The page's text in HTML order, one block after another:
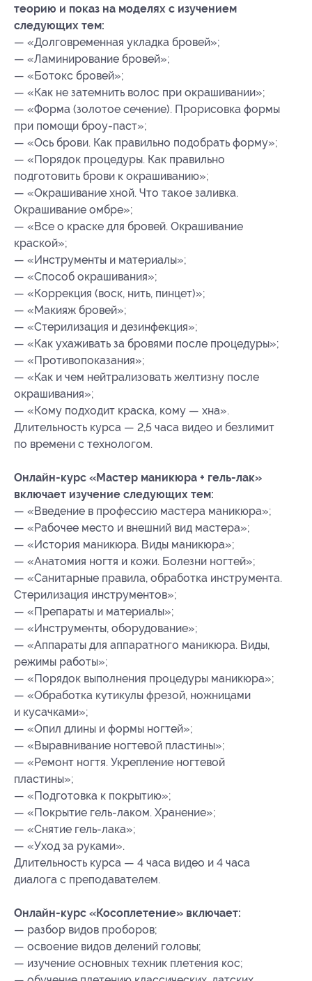
теорию и показ на моделях с изучением
следующих тем:
— «Долговременная укладка бровей»;
— «Ламинирование бровей»;
— «Ботокс бровей»;
— «Как не затемнить волос при окрашивании»;
— «Форма (золотое сечение). Прорисовка формы
при помощи броу-паст»;
— «Ось брови. Как правильно подобрать форму»;
— «Порядок процедуры. Как правильно
подготовить брови к окрашиванию»;
— «Окрашивание хной. Что такое заливка.
Окрашивание омбре»;
— «Все о краске для бровей. Окрашивание
краской»;
— «Инструменты и материалы»;
— «Способ окрашивания»;
— «Коррекция (воск, нить, пинцет)»;
— «Макияж бровей»;
— «Стерилизация и дезинфекция»;
— «Как ухаживать за бровями после процедуры»;
— «Противопоказания»;
— «Как и чем нейтрализовать желтизну после
окрашивания»;
— «Кому подходит краска, кому — хна».
Длительность курса — 2,5 часа видео и безлимит
по времени с технологом.
Онлайн-курс «Мастер маникюра + гель-лак»
включает изучение следующих тем:
— «Введение в профессию мастера маникюра»;
— «Рабочее место и внешний вид мастера»;
— «История маникюра. Виды маникюра»;
— «Анатомия ногтя и кожи. Болезни ногтей»;
— «Санитарные правила, обработка инструмента.
Стерилизация инструментов»;
— «Препараты и материалы»;
— «Инструменты, оборудование»;
— «Аппараты для аппаратного маникюра. Виды,
режимы работы»;
— «Порядок выполнения процедуры маникюра»;
— «Обработка кутикулы фрезой, ножницами
и кусачками»;
— «Опил длины и формы ногтей»;
— «Выравнивание ногтевой пластины»;
— «Ремонт ногтя. Укрепление ногтевой
пластины»;
— «Подготовка к покрытию»;
— «Покрытие гель-лаком. Хранение»;
— «Снятие гель-лака»;
— «Уход за руками».
Длительность курса — 4 часа видео и 4 часа
диалога с преподавателем.
Онлайн-курс «Косоплетение» включает:
— разбор видов проборов;
— освоение видов делений головы;
— изучение основных техник плетения кос;